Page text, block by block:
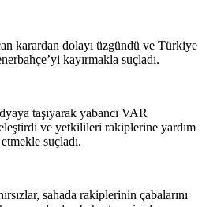
karardan dolayı üzgündü ve Türkiye
kayırmakla suçladı.
taşıyarak yabancı VAR
ve yetkilileri rakiplerine yardım
suçladı.
sahada rakiplerinin çabalarını